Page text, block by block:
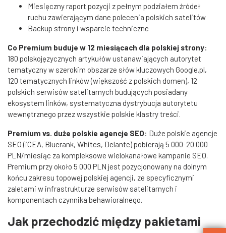
Miesięczny raport pozycji z pełnym podziałem źródeł
ruchu zawierającym dane polecenia polskich satelitów
Backup strony i wsparcie techniczne
Co Premium buduje w 12 miesiącach dla polskiej strony:
180 polskojęzycznych artykułów ustanawiających autorytet
tematyczny w szerokim obszarze słów kluczowych Google.pl,
120 tematycznych linków (większość z polskich domen), 12
polskich serwisów satelitarnych budujących posiadany
ekosystem linków, systematyczna dystrybucja autorytetu
wewnętrznego przez wszystkie polskie klastry treści.
Premium vs. duże polskie agencje SEO: Duże polskie agencje
SEO (iCEA, Bluerank, Whites, Delante) pobierają 5 000-20 000
PLN/miesiąc za kompleksowe wielokanałowe kampanie SEO.
Premium przy około 5 000 PLN jest pozycjonowany na dolnym
końcu zakresu topowej polskiej agencji, ze specyficznymi
zaletami w infrastrukturze serwisów satelitarnych i
komponentach czynnika behawioralnego.
Jak przechodzić między pakietami